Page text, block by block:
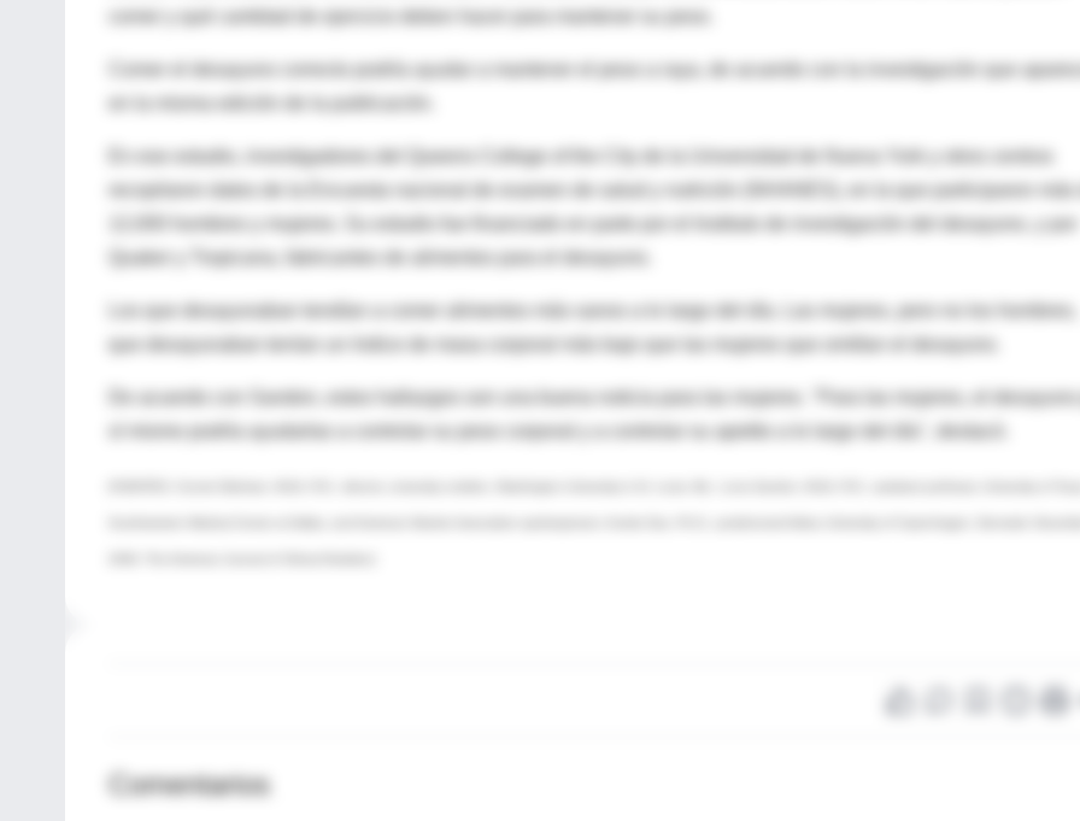
Comer el desayuno correcto podría ayudar a mantener el peso a raya, de acuerdo con la investigación que
En ese estudio, investigadores del Queens College of the City de la Universidad de Nueva York y otros centros
12,000 hombres y mujeres. Su estudio fue financiado en parte por el Instituto de investigación del desayuno, y por
Quaker y Tropicana, fabricantes de alimentos para el desayuno.
Los que desayunaban tendían a comer alimentos más sanos a lo largo del día. Las mujeres, pero no los hombres,
que desayunaban tenían un índice de masa corporal más bajo que las mujeres que omitían el desayuno.
De acuerdo con Sandon, estos hallazgos son una buena noticia para las mujeres. "Para las mujeres, el
sí mismo podría ayudarlas a controlar su peso corporal y a controlar su apetito a lo largo del día", destacó.
Comentarios